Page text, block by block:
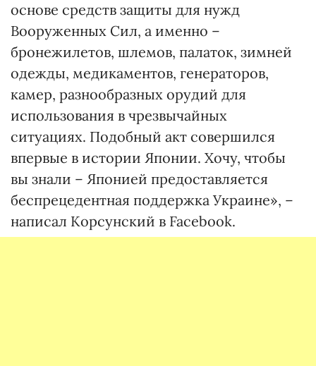
основе средств защиты для нужд
Вооруженных Сил, а именно –
бронежилетов, шлемов, палаток, зимней
одежды, медикаментов, генераторов,
камер, разнообразных орудий для
использования в чрезвычайных
ситуациях. Подобный акт совершился
впервые в истории Японии. Хочу, чтобы
вы знали – Японией предоставляется
беспрецедентная поддержка Украине», –
написал Корсунский в Facebook.